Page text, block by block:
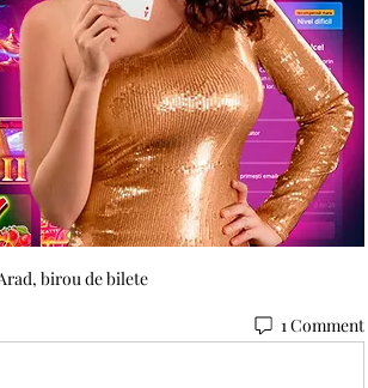
birou de bilete
1 Comment